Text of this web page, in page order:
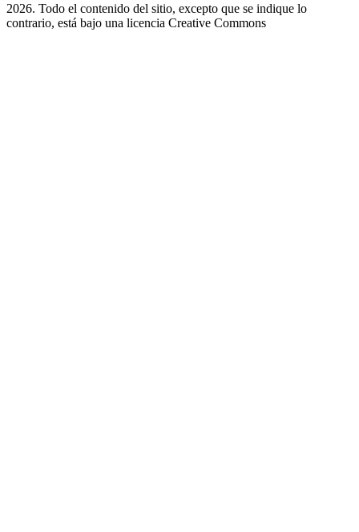
2026. Todo el contenido del sitio, excepto que se indique lo
contrario, está bajo una licencia Creative Commons